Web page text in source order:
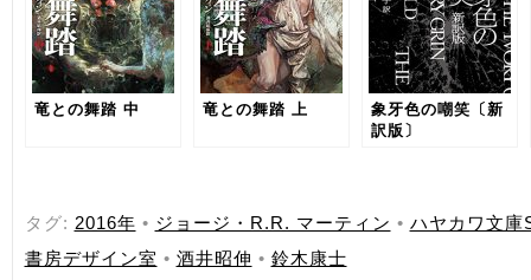
竜との舞踏 中 竜との舞踏 上
象牙色の嘲笑〔新
訳版〕
タグ: 2016年 • ジョージ・R.R. マーティン • ハヤカワ文庫
書房デザイン室 • 酒井昭伸 • 鈴木康士